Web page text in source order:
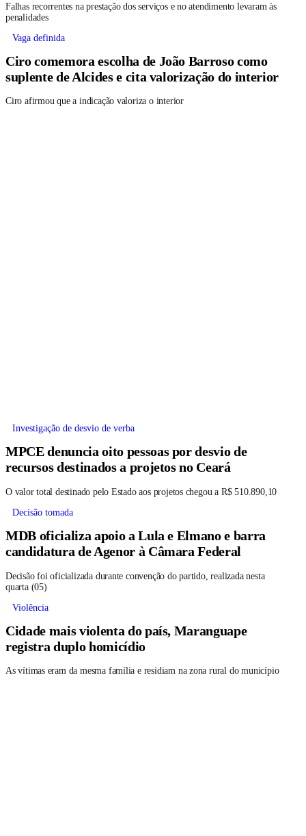
Falhas recorrentes na prestação dos serviços e no atendimento levaram às
penalidades
Vaga definida
Ciro comemora escolha de João Barroso como
suplente de Alcides e cita valorização do interior
Ciro afirmou que a indicação valoriza o interior
Investigação de desvio de verba
MPCE denuncia oito pessoas por desvio de
recursos destinados a projetos no Ceará
O valor total destinado pelo Estado aos projetos chegou a R$ 510.890,10
Decisão tomada
MDB oficializa apoio a Lula e Elmano e barra
candidatura de Agenor à Câmara Federal
Decisão foi oficializada durante convenção do partido, realizada nesta
quarta (05)
Violência
Cidade mais violenta do país, Maranguape
registra duplo homicídio
As vítimas eram da mesma família e residiam na zona rural do município